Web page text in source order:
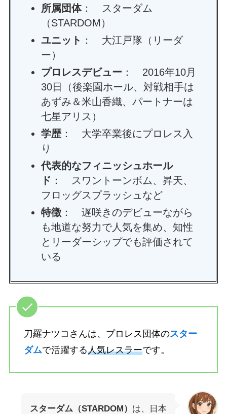
所属団体： スターダム
（STARDOM）
ユニット ： 大江戸隊（リーダ
ー）
プロレスデビュー ： 2016年10月
30日（後楽園ホール、対戦相手は
あずみ＆米山香織、パートナーは
七星アリス）
学歴： 大学卒業後にプロレス入
り
代表的なフィニッシュホール
ド ： スワントーンボム、昇天、
フロッグスプラッシュなど
特徴 ： 遅咲きのデビューながら
も地道な努力で人気を集め、知性
とリーダーシップでも評価されて
いる
刀羅ナツコさんは、プロレス団体のスター
ダムで活躍する人気レスラーです。
スターダム（STARDOM） は、日本